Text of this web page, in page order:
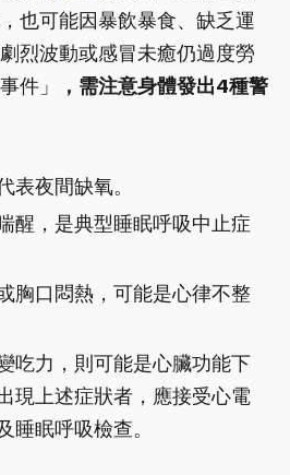
也可能因暴飲暴食、缺乏運
烈波動或感冒未癒仍過度勞
件」
，需注意身體發出4種警
表夜間缺氧。
醒，是典型睡眠呼吸中止症
胸口悶熱，可能是心律不整
吃力，則可能是心臟功能下
現上述症狀者，應接受心電
睡眠呼吸檢查。